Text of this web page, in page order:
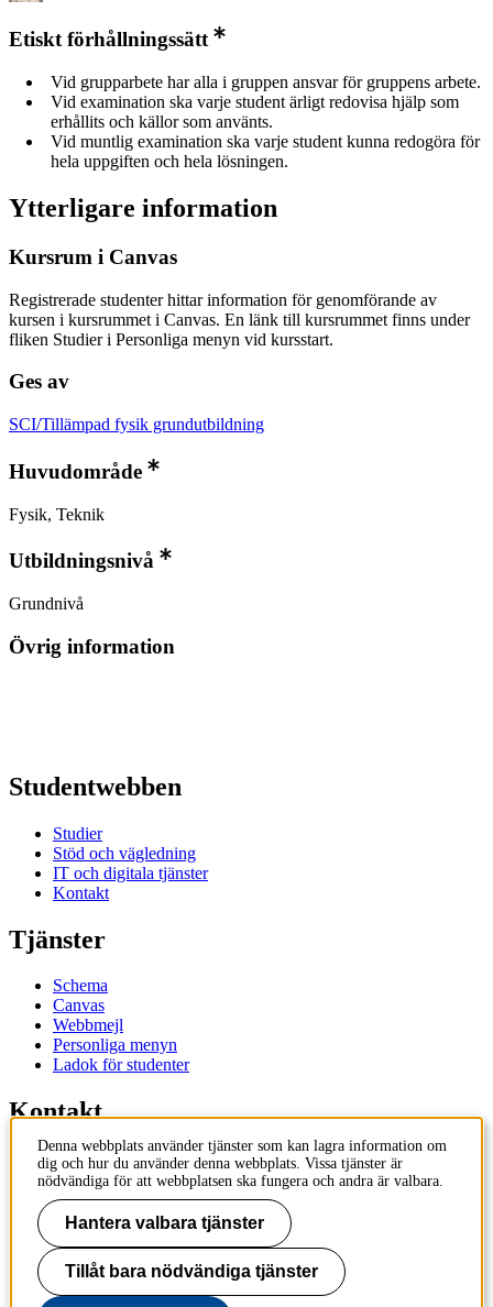
Etiskt förhållningssätt
Vid grupparbete har alla i gruppen ansvar för gruppens arbete.
Vid examination ska varje student ärligt redovisa hjälp som
erhållits och källor som använts.
Vid muntlig examination ska varje student kunna redogöra för
hela uppgiften och hela lösningen.
Ytterligare information
Kursrum i Canvas
Registrerade studenter hittar information för genomförande av
kursen i kursrummet i Canvas. En länk till kursrummet finns under
fliken Studier i Personliga menyn vid kursstart.
Ges av
SCI/Tillämpad fysik grundutbildning
Huvudområde
Fysik, Teknik
Utbildningsnivå
Grundnivå
Övrig information
Studentwebben
Studier
Stöd och vägledning
IT och digitala tjänster
Kontakt
Tjänster
Schema
Canvas
Webbmejl
Personliga menyn
Ladok för studenter
Kontakt
Kontakta utbildningsprogram
Kontakta kurs
IT-support
KTH Entré
KTH
100 44 Stockholm
Denna webbplats använder tjänster som kan lagra information om
dig och hur du använder denna webbplats. Vissa tjänster är
nödvändiga för att webbplatsen ska fungera och andra är valbara.
Hantera valbara tjänster
Tillåt bara nödvändiga tjänster